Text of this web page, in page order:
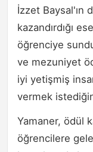
İzzet Baysal'ın
kazandırdığı
öğrenciye
ve mezuniyet
iyi yetişmiş
vermek
Yamaner, ödül
öğrencilere